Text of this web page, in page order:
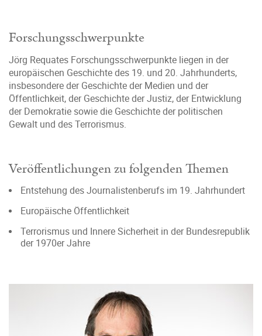
Forschungsschwerpunkte
Jörg Requates Forschungsschwerpunkte liegen in der
europäischen Geschichte des 19. und 20. Jahrhunderts,
insbesondere der Geschichte der Medien und der
Öffentlichkeit, der Geschichte der Justiz, der Entwicklung
der Demokratie sowie die Geschichte der politischen
Gewalt und des Terrorismus.
Veröffentlichungen zu folgenden Themen
Entstehung des Journalistenberufs im 19. Jahrhundert
Europäische Öffentlichkeit
Terrorismus und Innere Sicherheit in der Bundesrepublik
der 1970er Jahre